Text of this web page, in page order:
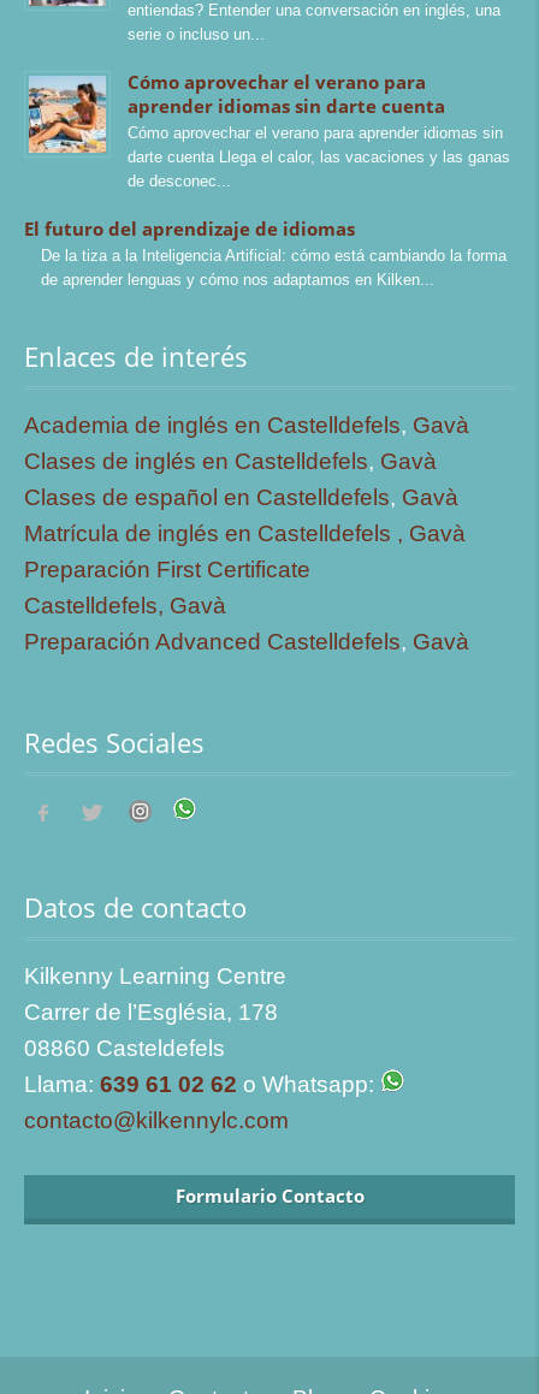
entiendas? Entender una conversación en inglés, una
serie o incluso un
Cómo aprovechar el verano para
aprender idiomas sin darte cuenta
Cómo aprovechar el verano para aprender idiomas sin
darte cuenta Llega el calor, las vacaciones y las ganas
de desconec
El futuro del aprendizaje de idiomas
De la tiza a la Inteligencia Artificial: cómo está cambiando la forma
de aprender lenguas y cómo nos adaptamos en Kilken
Enlaces de interés
Academia de inglés en Castelldefels, Gavà
Clases de inglés en Castelldefels, Gavà
Clases de español en Castelldefels, Gavà
Matrícula de inglés en Castelldefels , Gavà
Preparación First Certificate
Castelldefels, Gavà
Preparación Advanced Castelldefels, Gavà
Redes Sociales
Datos de contacto
Kilkenny Learning Centre
Carrer de l’Església, 178
08860 Casteldefels
Llama: 639 61 02 62 o Whatsapp:
contacto@kilkennylc.com
Formulario Contacto